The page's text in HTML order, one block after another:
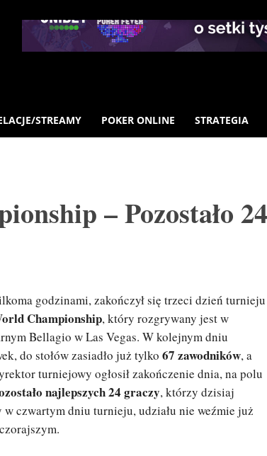
STREAMY POKER ONLINE STRATEGIA
– Pozostało
godzinami, zakończył się trzeci dzień turnieju
Championship, który rozgrywany jest w
Bellagio w Las Vegas. W kolejnym dniu
do stołów zasiadło już tylko 67 zawodników, a
turniejowy ogłosił zakończenie dnia, na polu
najlepszych 24 graczy, którzy dzisiaj
czwartym dniu turnieju, udziału nie weźmie już